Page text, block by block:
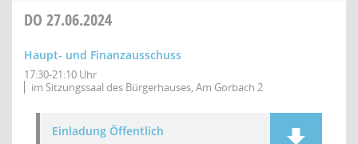
DO 27.06.2024
Haupt- und Finanzausschuss
17:30-21:10 Uhr
im Sitzungssaal des Bürgerhauses, Am Gorbach 2
Einladung Öffentlich